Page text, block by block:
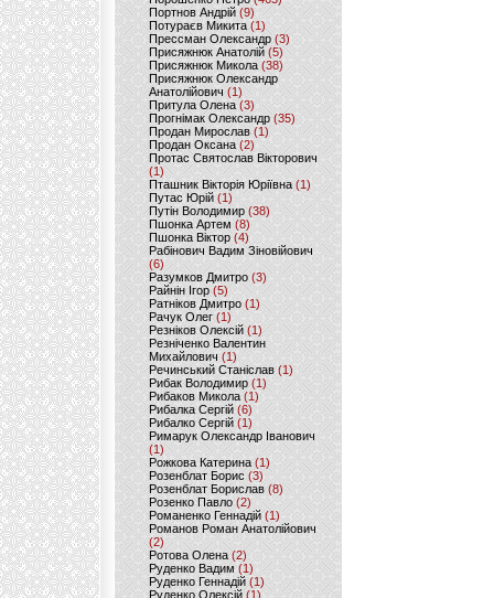
Портнов Андрій (9)
Потураєв Микита(1)
Прессман Олександр(3)
Присяжнюк Анатолій (5)
Присяжнюк Микола (38)
Присяжнюк Олександр
Анатолійович (1)
Притула Олена (3)
Прогнімак Олександр(35)
Продан Мирослав(1)
Продан Оксана (2)
Протас Святослав Вікторович
(1)
Пташник Вікторія Юріївна (1)
Путас Юрій (1)
Путін Володимир(38)
Пшонка Артем (8)
Пшонка Віктор(4)
Рабінович Вадим Зіновійович
(6)
Разумков Дмитро (3)
Райнін Ігор(5)
Ратніков Дмитро (1)
Рачук Олег (1)
Резніков Олексій(1)
Резніченко Валентин
Михайлович (1)
Речинський Станіслав (1)
Рибак Володимир(1)
Рибаков Микола(1)
Рибалка Сергій (6)
Рибалко Сергій (1)
Римарук Олександр Іванович
(1)
Рожкова Катерина(1)
Розенблат Борис (3)
Розенблат Борислав (8)
Розенко Павло (2)
Романенко Геннадій (1)
Романов Роман Анатолійович
(2)
Ротова Олена(2)
Руденко Вадим (1)
Руденко Геннадій (1)
Руденко Олексій(1)